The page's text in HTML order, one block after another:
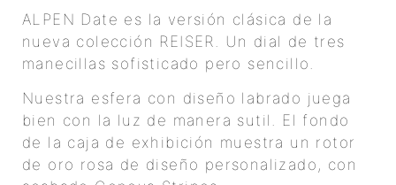
ALPEN Date es la versión clásica de la
nueva colección REISER. Un dial de tres
manecillas sofisticado pero sencillo.
Nuestra esfera con diseño labrado juega
bien con la luz de manera sutil. El fondo
de la caja de exhibición muestra un rotor
de oro rosa de diseño personalizado, con